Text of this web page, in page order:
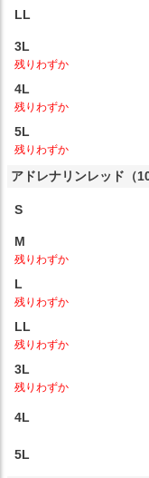
LL
3L
残りわずか
4L
残りわずか
5L
残りわずか
アドレナリンレッド（10
S
M
残りわずか
L
残りわずか
LL
残りわずか
3L
残りわずか
4L
5L